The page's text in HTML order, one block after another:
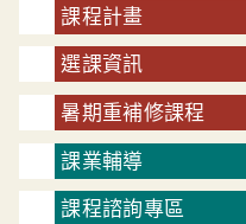
課程計畫
選課資訊
暑期重補修課程
課業輔導
課程諮詢專區